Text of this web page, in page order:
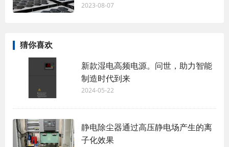
2023-08-07
猜你喜欢
新款湿电高频电源。问世，助力智能
制造时代到来
2024-05-22
静电除尘器通过高压静电场产生的离
子化效果